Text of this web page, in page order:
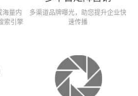
海量内
索引擎
多渠道品牌曝光，助您提升企业快
速传播